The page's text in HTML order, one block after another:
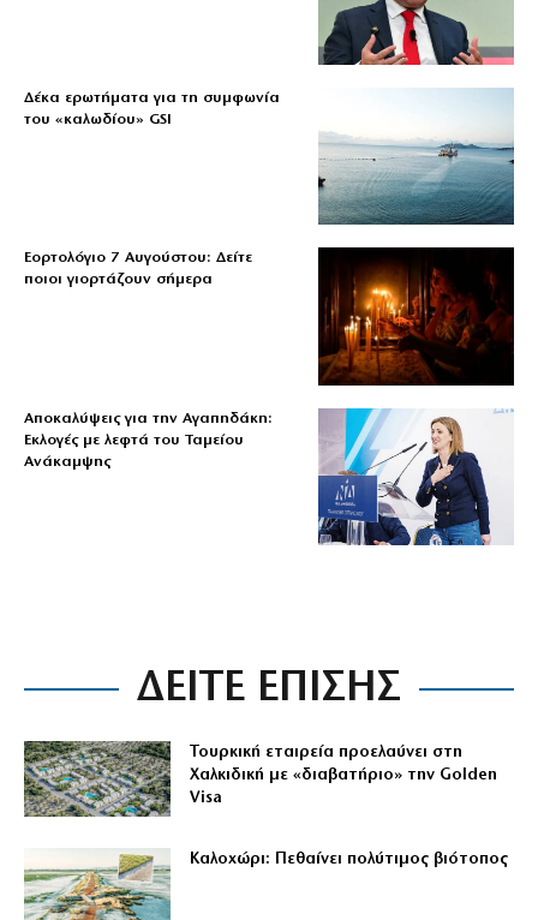
Δέκα ερωτήματα για τη συμφωνία
του «καλωδίου» GSI
Εορτολόγιο 7 Αυγούστου: Δείτε
ποιοι γιορτάζουν σήμερα
Αποκαλύψεις για την Αγαπηδάκη:
Εκλογές με λεφτά του Ταμείου
Ανάκαμψης
ΔΕΙΤΕ ΕΠΙΣΗΣ
Τουρκική εταιρεία προελαύνει στη
Χαλκιδική με «διαβατήριο» την Golden
Visa
Καλοχώρι: Πεθαίνει πολύτιμος βιότοπος